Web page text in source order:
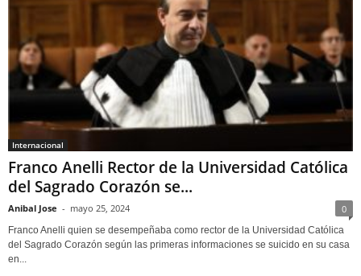
Internacional
Franco Anelli Rector de la Universidad Católica
del Sagrado Corazón se...
Anibal Jose - mayo 25, 2024 0
Franco Anelli quien se desempeñaba como rector de la Universidad Católica
del Sagrado Corazón según las primeras informaciones se suicido en su casa
en...